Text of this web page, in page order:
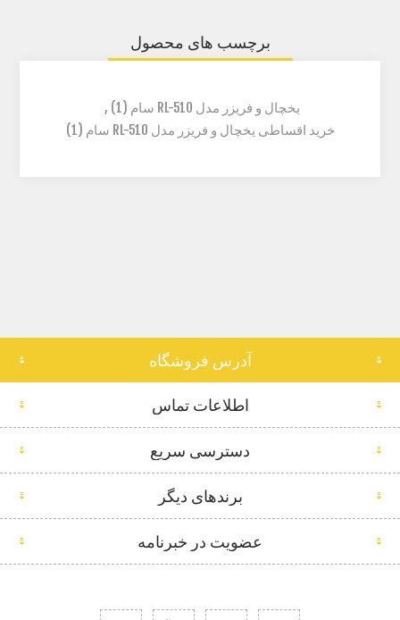
برچسب های محصول
یخچال و فریزر مدل RL-510 سام (1)
,
خرید اقساطی یخچال و فریزر مدل RL-510 سام
(1)
آدرس فروشگاه
اطلاعات تماس
دسترسی سریع
برندهای دیگر
عضویت در خبرنامه